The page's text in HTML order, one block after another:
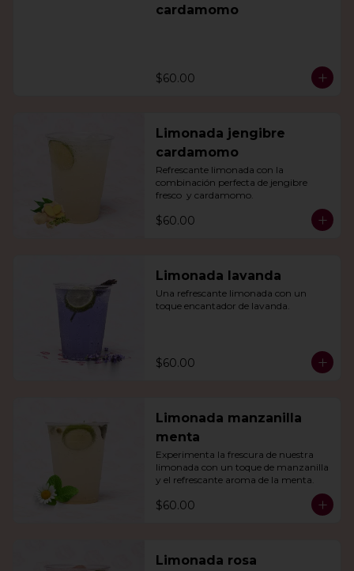
cardamomo
$60.00
Limonada jengibre
cardamomo
Refrescante limonada con la
combinación perfecta de jengibre
fresco  y cardamomo.
$60.00
Limonada lavanda
Una refrescante limonada con un
toque encantador de lavanda.
$60.00
Limonada manzanilla
menta
Experimenta la frescura de nuestra
limonada con un toque de manzanilla
y el refrescante aroma de la menta.
$60.00
Limonada rosa